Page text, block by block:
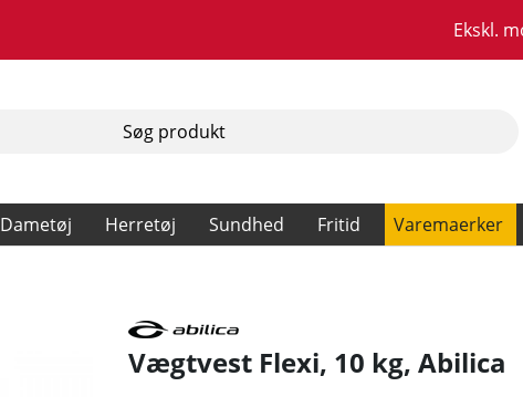
Ekskl.
Dametøj Herretøj Sundhed Fritid Varemaerker
Vægtvest Flexi, 10 kg, Abilica